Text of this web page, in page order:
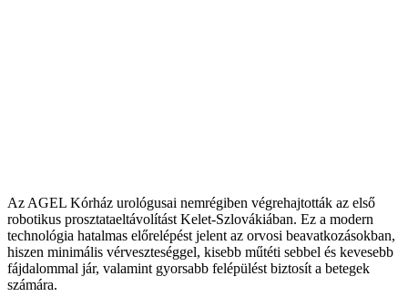
Az AGEL Kórház urológusai nemrégiben végrehajtották az első
robotikus prosztataeltávolítást Kelet-Szlovákiában. Ez a modern
technológia hatalmas előrelépést jelent az orvosi beavatkozásokban,
hiszen minimális vérveszteséggel, kisebb műtéti sebbel és kevesebb
fájdalommal jár, valamint gyorsabb felépülést biztosít a betegek
számára.